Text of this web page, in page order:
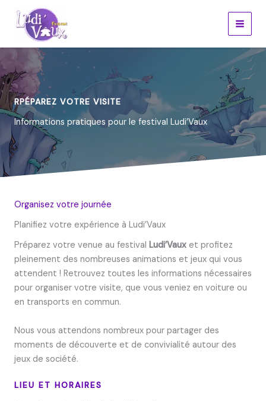
contenu
RPÉPAREZ VOTRE VISITE
Informations pratiques pour le festival Ludi’Vaux
Organisez votre journée
Planifiez votre expérience à Ludi’Vaux
Préparez votre venue au festival Ludi’Vaux et profitez
pleinement des nombreuses animations et jeux qui vous
attendent ! Retrouvez toutes les informations nécessaires
pour organiser votre visite, que vous veniez en voiture ou
en transports en commun.
Nous vous attendons nombreux pour partager des
moments de découverte et de convivialité autour des
jeux de société.
LIEU ET HORAIRES